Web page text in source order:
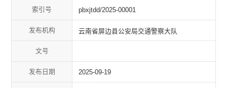
索引号 pbxjtdd/2025-00001
发布机构 云南省屏边县公安局交通警察大队
文号
发布日期 2025-09-19